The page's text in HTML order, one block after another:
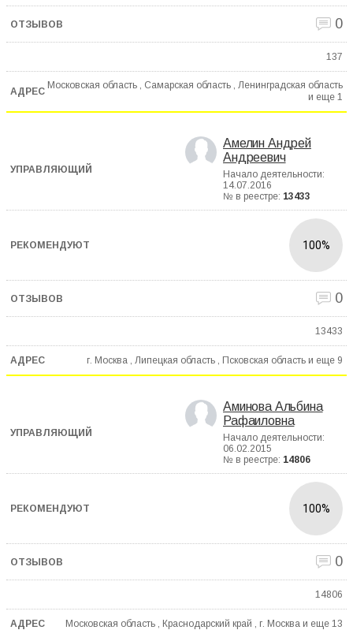
0
137
Московская область , Самарская область , Ленинградская область
и еще 1
Амелин Андрей
Андреевич
Начало деятельности:
14.07.2016
№ в реестре: 13433
100%
0
13433
г. Москва , Липецкая область , Псковская область и еще 9
Аминова Альбина
Рафаиловна
Начало деятельности:
06.02.2015
№ в реестре: 14806
100%
0
14806
Московская область , Краснодарский край , г. Москва и еще 13